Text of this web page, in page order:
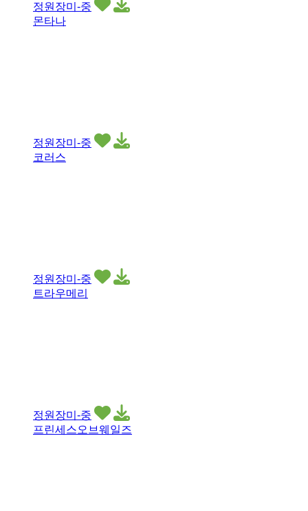
정원장미-중
몬타나
정원장미-중
코러스
정원장미-중
트라우메리
정원장미-중
프린세스오브웨일즈